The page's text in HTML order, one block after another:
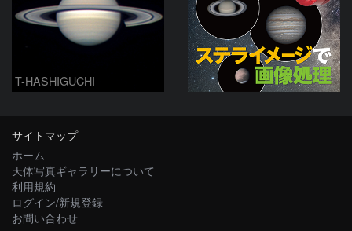
T-HASHIGUCHI
サイトマップ
ホーム
天体写真ギャラリーについて
利用規約
ログイン/新規登録
お問い合わせ